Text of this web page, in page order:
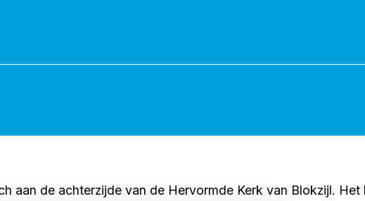
aan de achterzijde van de Hervormde Kerk van Blokzijl.